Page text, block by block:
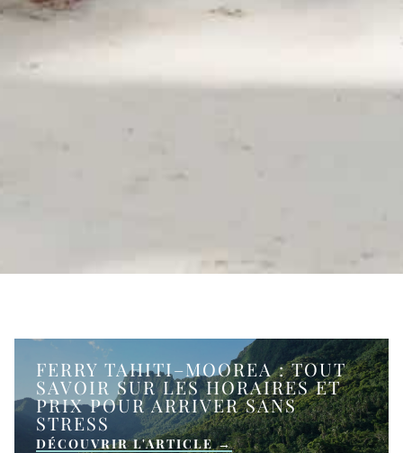
FERRY TAHITI–MOOREA : TOUT
SAVOIR SUR LES HORAIRES ET
PRIX POUR ARRIVER SANS
STRESS
DÉCOUVRIR L'ARTICLE →